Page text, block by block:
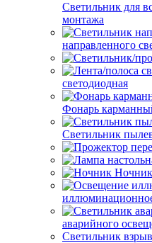
Светильник для
монтажа
направленного
светодиодная
Фонарь
Светильник
Ночник
аварийного
Светильник